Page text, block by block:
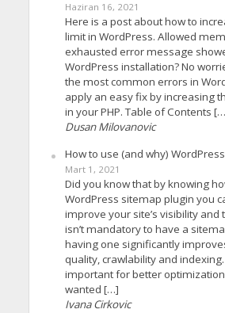
Haziran 16, 2021
Here is a post about how to
limit in WordPress. Allowed
exhausted error message
WordPress installation? No
the most common errors in
apply an easy fix by increasing
in your PHP. Table of Contents
Dusan Milovanovic
How to use (and why)
Mart 1, 2021
Did you know that by knowing
WordPress sitemap plugin you
improve your site’s visibility and
isn’t mandatory to have a
having one significantly
quality, crawlability and
important for better
wanted […]
Ivana Cirkovic